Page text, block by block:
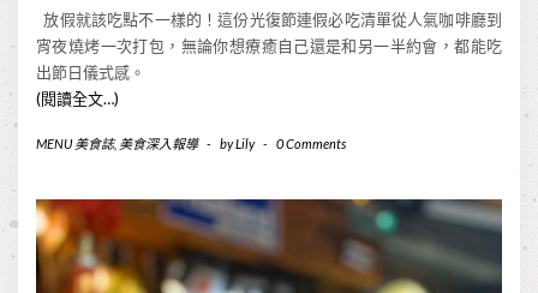
放假就該吃點不一樣的！這份光復節連假必吃清單從人氣咖啡廳到
宵夜燒烤一次打包，無論你想療癒自己還是和另一半約會，都能吃
出節日儀式感。
(閱讀全文…)
MENU 美食誌, 美食深入報導 - byLily - 0 Comments